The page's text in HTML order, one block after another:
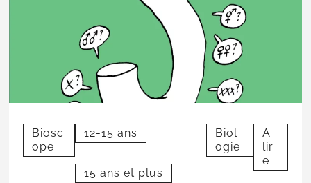
Biosc
ope
12-15 ans
15 ans et plus
Biol
ogie
A
lir
e